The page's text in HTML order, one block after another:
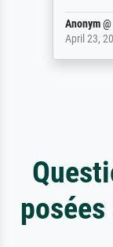
Anonym@
April 23, 2025